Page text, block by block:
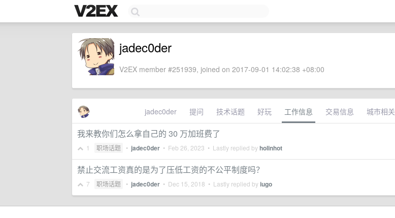
jadec0der
V2EX member #251939, joined on 2017-09-01 14:02:38 +08:00
jadec0der 提问 技术话题 好玩 工作信息 交易信息 城市相关
我来教你们怎么拿自己的 30 万加班费了
1 职场话题 • jadec0der • Feb 26, 2023 • Lastly replied byholinhot
禁止交流工资真的是为了压低工资的不公平制度吗？
7 职场话题 • jadec0der • Dec 15, 2018 • Lastly replied byiugo